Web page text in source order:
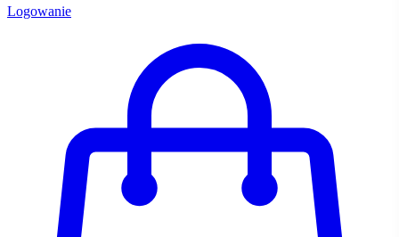
Logowanie